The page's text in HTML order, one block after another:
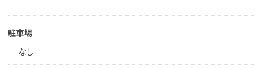
駐車場
なし